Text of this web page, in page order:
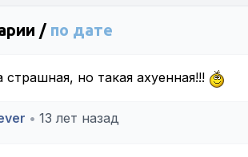
/ по дате
страшная, но такая ахуенная!!!
• 13 лет назад